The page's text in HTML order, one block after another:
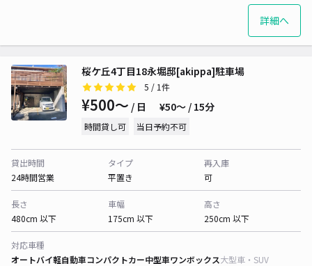
詳細へ
桜ケ丘4丁目18永堀邸[akippa]駐車場
5 / 1件
¥500〜 / 日 ¥50〜 / 15分
時間貸し可 当日予約不可
貸出時間
24時間営業
タイプ
平置き
再入庫
可
長さ
480cm 以下
車幅
175cm 以下
高さ
250cm 以下
対応車種
オートバイ軽自動車コンパクトカー中型車ワンボックス大型車・SUV